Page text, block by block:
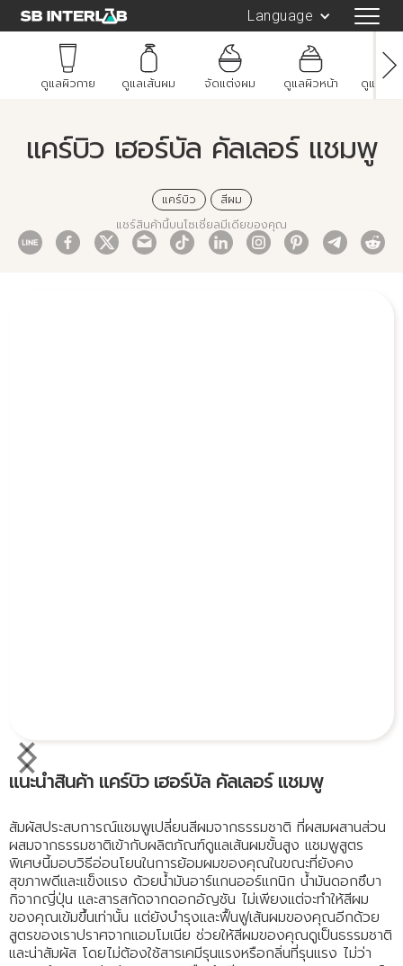
Language
ดูแลผิวกาย ดูแลเส้นผม จัดแต่งผม ดูแลผิวหน้า ดูแลช่อ
แคร์บิว เฮอร์บัล คัลเลอร์ แชมพู
แคร์บิว สีผม
แชร์สินค้านี้บนโซเชี่ยลมีเดียของคุณ
แนะนำสินค้า แคร์บิว เฮอร์บัล คัลเลอร์ แชมพู
สัมผัสประสบการณ์แชมพูเปลี่ยนสีผมจากธรรมชาติ ที่ผสมผสานส่วน
ผสมจากธรรมชาติเข้ากับผลิตภัณฑ์ดูแลเส้นผมขั้นสูง แชมพูสูตร
พิเศษนี้มอบวิธีอ่อนโยนในการย้อมผมของคุณในขณะที่ยังคง
สุขภาพดีและแข็งแรง ด้วยน้ำมันอาร์แกนออร์แกนิก น้ำมันดอกซึบา
กิจากญี่ปุ่น และสารสกัดจากดอกอัญชัน ไม่เพียงแต่จะทำให้สีผม
ของคุณเข้มขึ้นเท่านั้น แต่ยังบำรุงและฟื้นฟูเส้นผมของคุณอีกด้วย
สูตรของเราปราศจากแอมโมเนีย ช่วยให้สีผมของคุณดูเป็นธรรมชาติ
และน่าสัมผัส โดยไม่ต้องใช้สารเคมีรุนแรงหรือกลิ่นที่รุนแรง ไม่ว่า